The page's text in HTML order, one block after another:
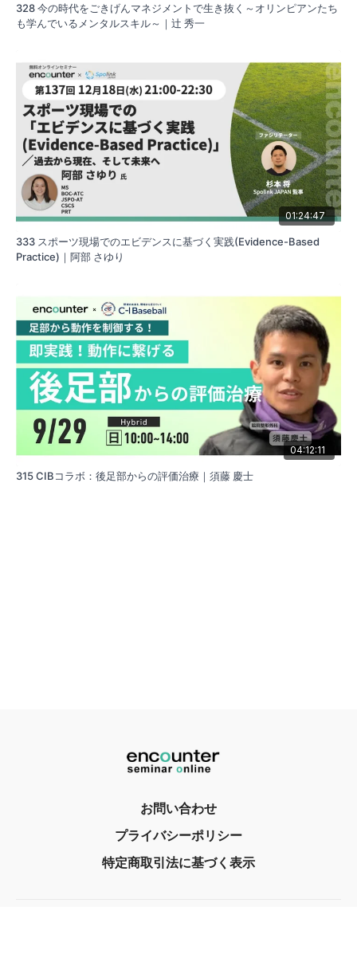
328 今の時代をごきげんマネジメントで生き抜く～オリンピアンたち
も学んでいるメンタルスキル～｜辻 秀一
01:24:47
333 スポーツ現場でのエビデンスに基づく実践(Evidence-Based
Practice)｜阿部 さゆり
04:12:11
315 CIBコラボ：後足部からの評価治療｜須藤 慶士
お問い合わせ
プライバシーポリシー
特定商取引法に基づく表示